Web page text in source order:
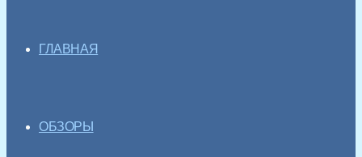
ГЛАВНАЯ
ОБЗОРЫ